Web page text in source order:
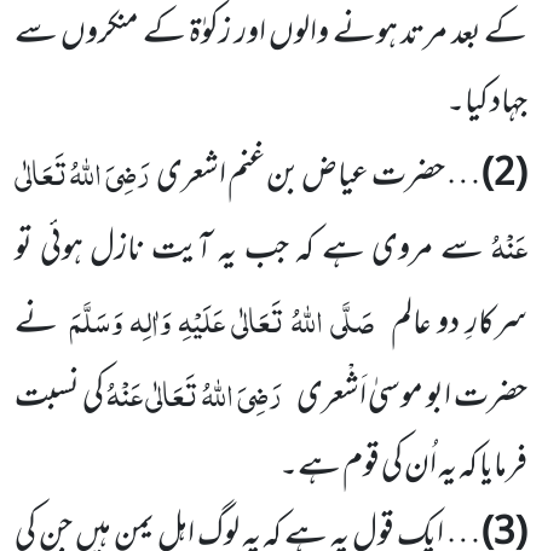
کے بعد مرتد ہونے والوں اور زکوٰۃ کے منکروں سے
جہاد کیا۔
(2) … حضرت عیاض بن غنم اشعریرَضِیَ اللہُ تَعَالٰی
عَنْہُسے مروی ہے کہ جب یہ آیت نازل ہوئی تو
سرکارِ دو عالمصَلَّی اللہُ تَعَالٰی عَلَیْہِ وَاٰلِہ وَسَلَّمَنے
حضرت ابو موسیٰ اَشْعری رَضِیَ اللہُ تَعَالٰی عَنْہُکی نسبت
فرمایا کہ یہ اُن کی قوم ہے۔
(3) … ایک قول یہ ہے کہ یہ لوگ اہلِ یمن ہیں جن کی